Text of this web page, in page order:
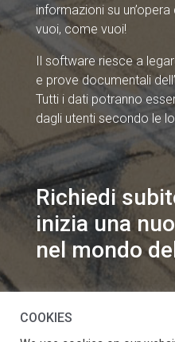
informazioni su
vuoi, come vuoi!
Il software riesce a
e prove documentali
Tutti i dati potranno
dagli utenti secondo le
Richiedi
inizia una
nel mondo
COOKIES